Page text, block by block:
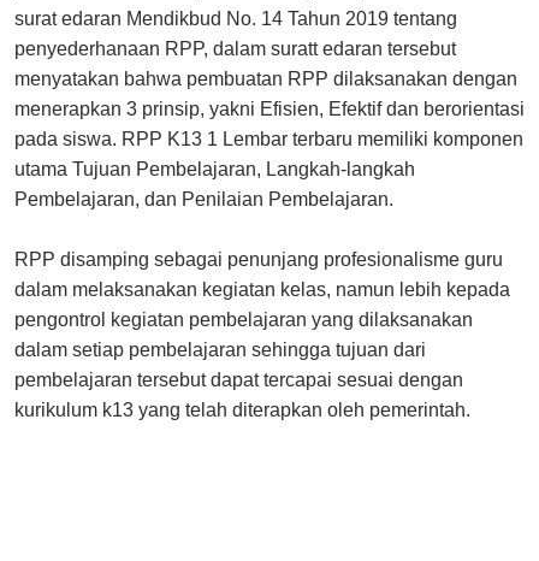
surat edaran Mendikbud No. 14 Tahun 2019 tentang
penyederhanaan RPP, dalam suratt edaran tersebut
menyatakan bahwa pembuatan RPP dilaksanakan dengan
menerapkan 3 prinsip, yakni Efisien, Efektif dan berorientasi
pada siswa. RPP K13 1 Lembar terbaru memiliki komponen
utama Tujuan Pembelajaran, Langkah-langkah
Pembelajaran, dan Penilaian Pembelajaran.
RPP disamping sebagai penunjang profesionalisme guru
dalam melaksanakan kegiatan kelas, namun lebih kepada
pengontrol kegiatan pembelajaran yang dilaksanakan
dalam setiap pembelajaran sehingga tujuan dari
pembelajaran tersebut dapat tercapai sesuai dengan
kurikulum k13 yang telah diterapkan oleh pemerintah.